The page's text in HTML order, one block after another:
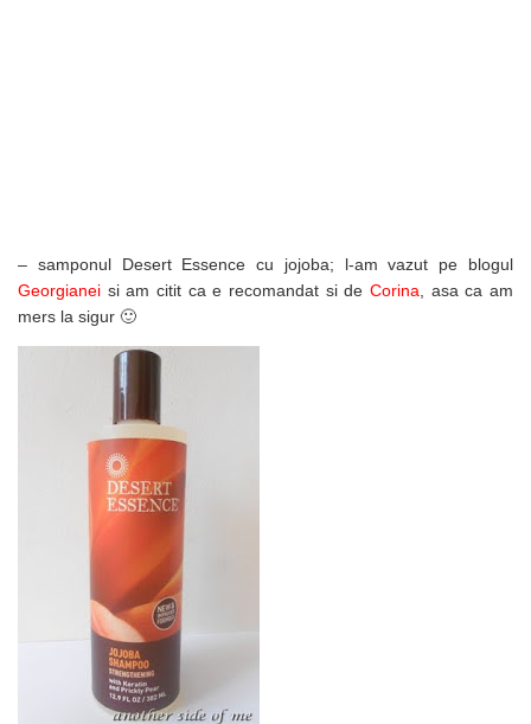
– samponul Desert Essence cu jojoba; l-am vazut pe blogul
Georgianei si am citit ca e recomandat si de Corina , asa ca am
mers la sigur 🙂